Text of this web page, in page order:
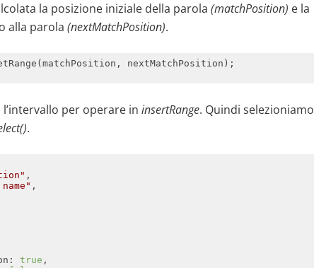
la posizione iniziale della parola (matchPosition) e la
alla parola (nextMatchPosition).
per operare in insertRange. Quindi selezioniamo
.
: true